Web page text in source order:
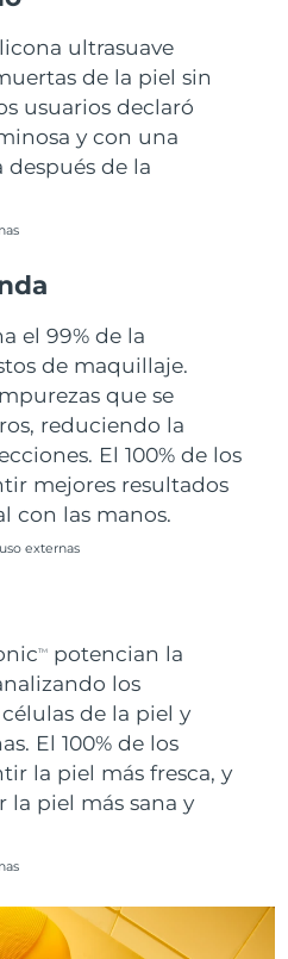
ultrasuave
de la piel sin
usuarios declaró
y con una
después de la
el 99% de la
de maquillaje.
que se
reduciendo la
El 100% de los
mejores resultados
con las manos.
externas
TM
potencian la
los
de la piel y
El 100% de los
la piel más fresca, y
la piel más sana y
Entrega prevista
Entrega prevista9/08/26
Entrega prevista
Entrega prevista
Entrega prevista9/08/26
Entrega prevista
Entrega prevista
Entrega prevista16/08/26
Entrega prevista10/08/26
Entrega prevista 8/08/26